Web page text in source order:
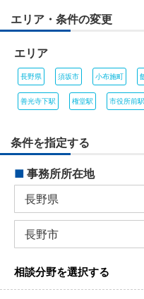
エリア・条件の変更
エリア
長野県 須坂市 小布施町
善光寺下駅 権堂駅 市役所前駅
条件を指定する
■ 事務所所在地
相談分野を選択する